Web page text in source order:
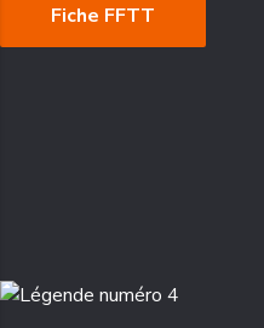
Fiche FFTT